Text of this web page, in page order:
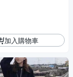
加入購物車